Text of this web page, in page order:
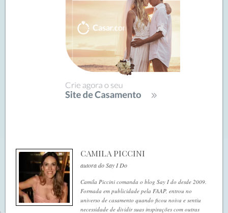
CAMILA PICCINI
autora do Say I Do
Camila Piccini comanda o blog Say I do desde 2009.
Formada em publicidade pela FAAP, entrou no
universo de casamento quando ficou noiva e sentiu
necessidade de dividir suas inspirações com outras